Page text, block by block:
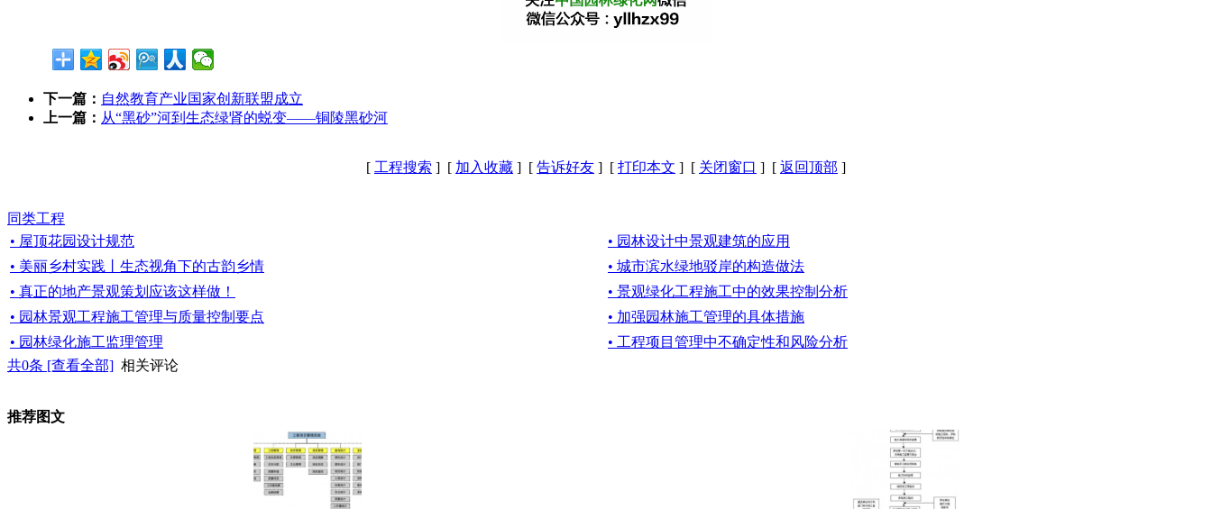
下一篇： 自然教育产业国家创新联盟成立
上一篇： 从“黑砂”河到生态绿肾的蜕变——铜陵黑砂河
[ 工程搜索 ] [ 加入收藏 ] [ 告诉好友 ] [ 打印本文 ] [ 关闭窗口 ] [ 返回顶部 ]
同类工程
• 屋顶花园设计规范
• 园林设计中景观建筑的应用
• 美丽乡村实践丨生态视角下的古韵乡情
• 城市滨水绿地驳岸的构造做法
• 真正的地产景观策划应该这样做！
• 景观绿化工程施工中的效果控制分析
• 园林景观工程施工管理与质量控制要点
• 加强园林施工管理的具体措施
• 园林绿化施工监理管理
• 工程项目管理中不确定性和风险分析
共0条 [查看全部] 相关评论
推荐图文